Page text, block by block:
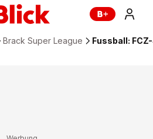
Brack Super League Fussball: